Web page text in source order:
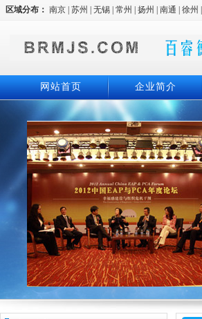
区域分布： 南京 苏州 无锡 常州 扬州 南通 徐州
网站首页 企业简介